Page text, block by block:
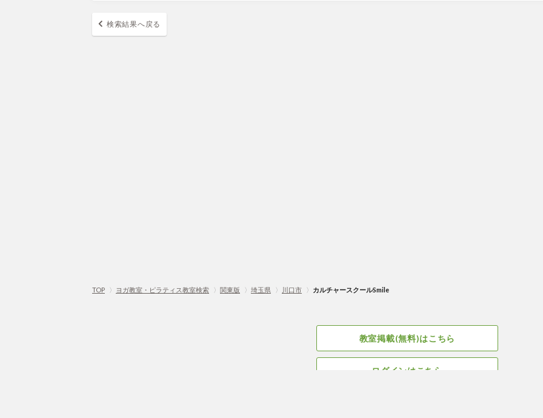
検索結果へ戻る
TOP 〉 ヨガ教室・ピラティス教室検索 〉 関東版 〉 埼玉県 〉 川口市 〉 カルチャースクールSmile
教室掲載(無料)はこちら
ログインはこちら